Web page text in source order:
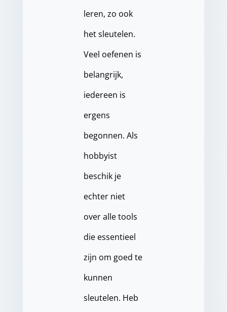
leren, zo ook
het sleutelen.
Veel oefenen is
belangrijk,
iedereen is
ergens
begonnen. Als
hobbyist
beschik je
echter niet
over alle tools
die essentieel
zijn om goed te
kunnen
sleutelen. Heb